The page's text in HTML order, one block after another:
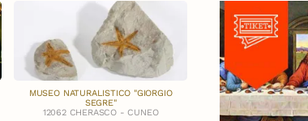
MUSEO NATURALISTICO "GIORGIO
SEGRE"
12062 CHERASCO - CUNEO